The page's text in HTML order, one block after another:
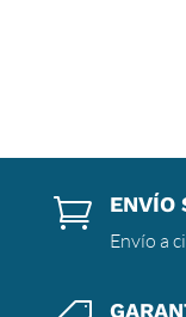
 ENVÍO
Envío a